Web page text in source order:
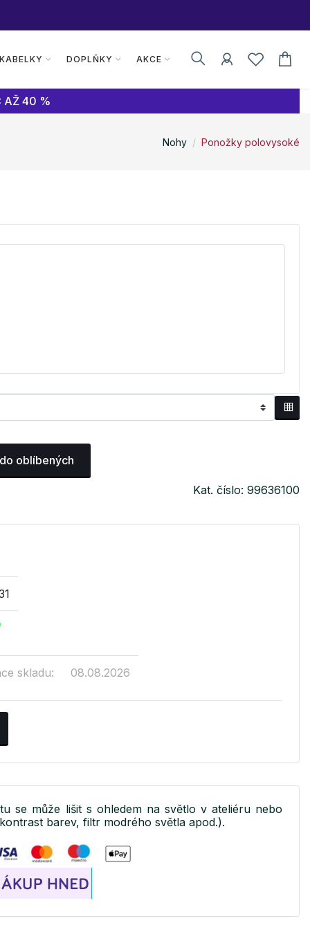
DOPLŇKY AKCE
AŽ 40 %
Nohy Ponožky polovysoké
oblíbených
Kat. číslo: 99636100
skladu: 08.08.2026
se může lišit s ohledem na světlo v ateliéru nebo
barev, filtr modrého světla apod.).